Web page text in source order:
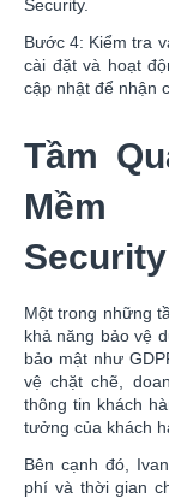
Security.
Bước 4: Kiểm tra
cài đặt và hoạt
cập nhật để nhận
Tầm
Mềm
Security
Một trong những
khả năng bảo vệ
bảo mật như
vệ chặt chẽ,
thông tin khách
tưởng của khách
Bên cạnh đó,
phí và thời gian